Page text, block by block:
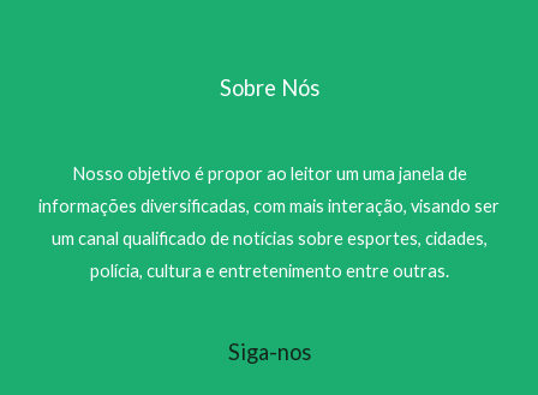
Sobre Nós
Nosso objetivo é propor ao leitor um uma janela de
informações diversificadas, com mais interação, visando ser
um canal qualificado de notícias sobre esportes, cidades,
polícia, cultura e entretenimento entre outras.
Siga-nos